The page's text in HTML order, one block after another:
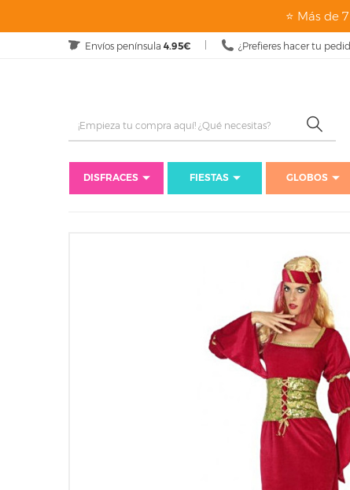
⭐ Más de
Envíos península 4.95€ ¿Prefieres hacer tu
DISFRACES FIESTAS GLOBOS
Inicio